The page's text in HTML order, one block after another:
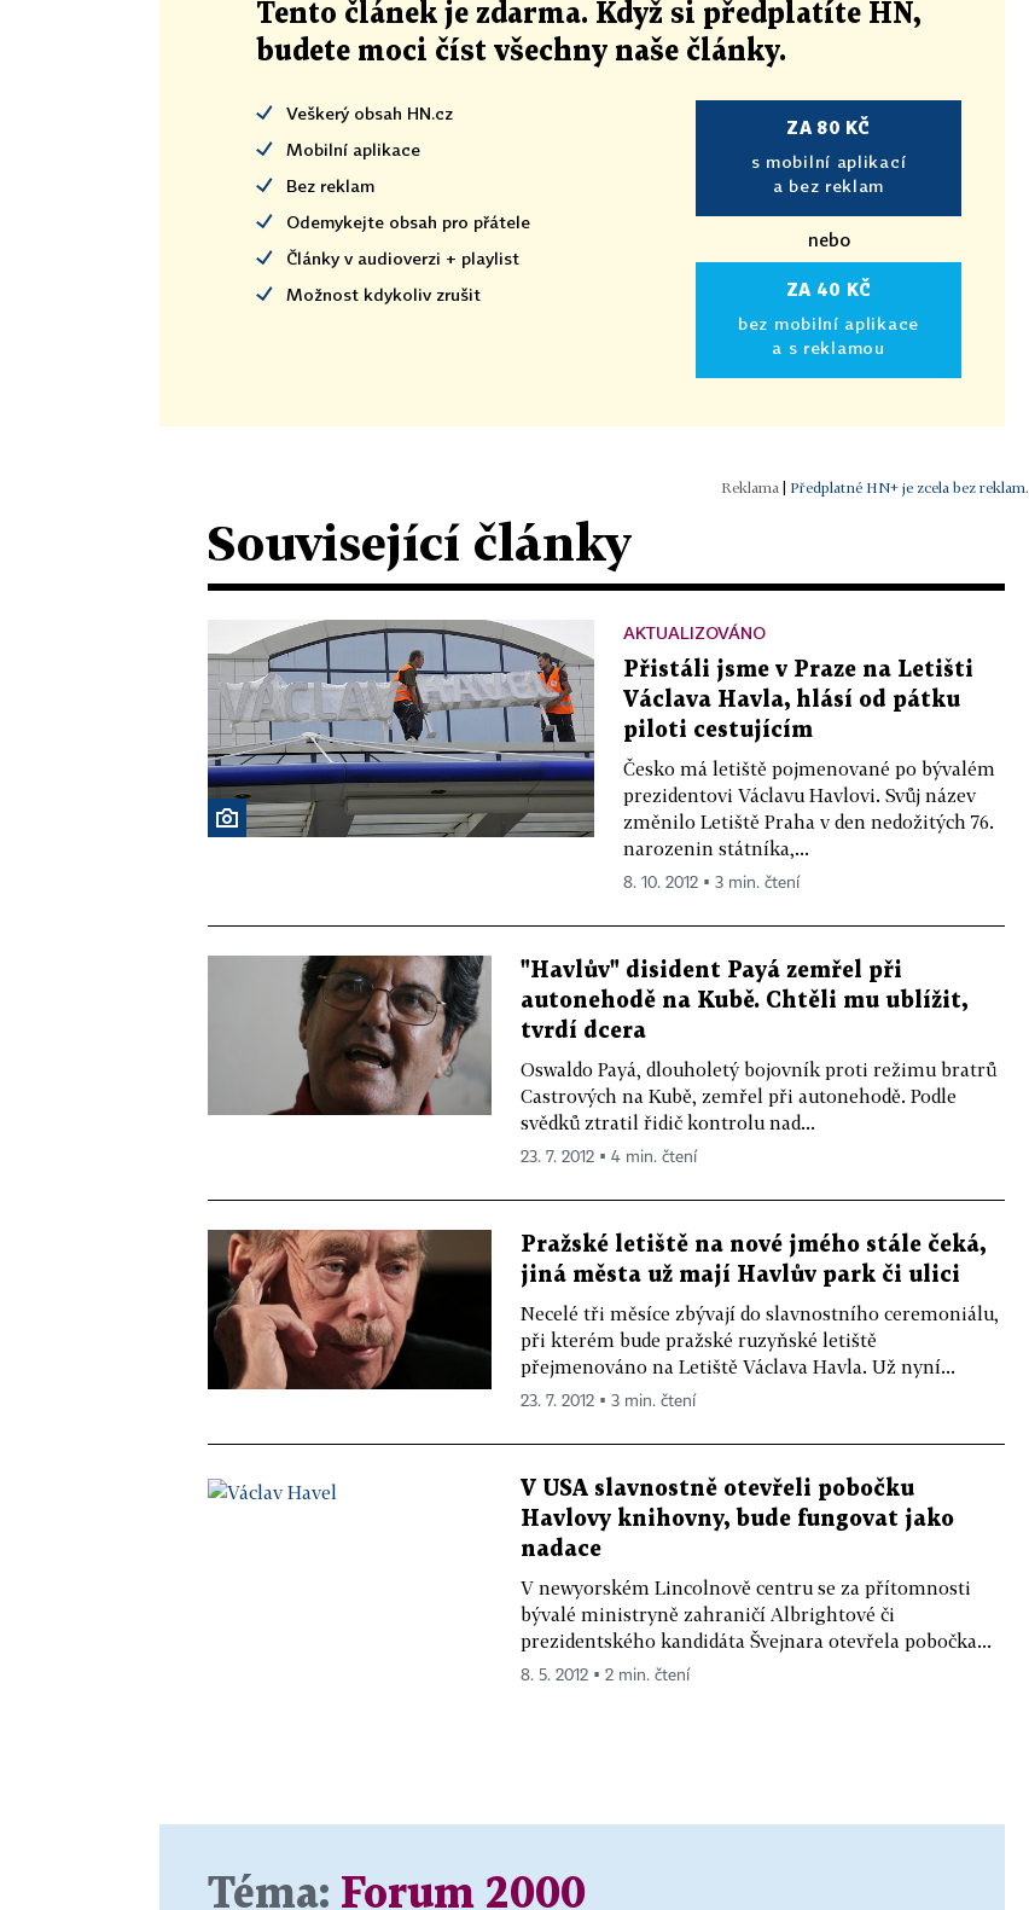
Tento článek je zdarma. Když si předplatíte HN,
budete moci číst všechny naše články.
Veškerý obsah HN.cz
Mobilní aplikace
Bez reklam
Odemykejte obsah pro přátele
Články v audioverzi + playlist
Možnost kdykoliv zrušit
ZA 80 KČ
s mobilní aplikací
a bez reklam
nebo
ZA 40 KČ
bez mobilní aplikace
a s reklamou
Předplatné HN+ je zcela bez reklam.
Související články
AKTUALIZOVÁNO
Přistáli jsme v Praze na Letišti
Václava Havla, hlásí od pátku
piloti cestujícím
Česko má letiště pojmenované po bývalém
prezidentovi Václavu Havlovi. Svůj název
změnilo Letiště Praha v den nedožitých 76.
narozenin státníka,...
8. 10. 2012 ▪ 3 min. čtení
"Havlův" disident Payá zemřel při
autonehodě na Kubě. Chtěli mu ublížit,
tvrdí dcera
Oswaldo Payá, dlouholetý bojovník proti režimu bratrů
Castrových na Kubě, zemřel při autonehodě. Podle
svědků ztratil řidič kontrolu nad...
23. 7. 2012 ▪ 4 min. čtení
Pražské letiště na nové jmého stále čeká,
jiná města už mají Havlův park či ulici
Necelé tři měsíce zbývají do slavnostního ceremoniálu,
při kterém bude pražské ruzyňské letiště
přejmenováno na Letiště Václava Havla. Už nyní...
23. 7. 2012 ▪ 3 min. čtení
V USA slavnostně otevřeli pobočku
Havlovy knihovny, bude fungovat jako
nadace
V newyorském Lincolnově centru se za přítomnosti
bývalé ministryně zahraničí Albrightové či
prezidentského kandidáta Švejnara otevřela pobočka...
8. 5. 2012 ▪ 2 min. čtení
Téma: Forum 2000